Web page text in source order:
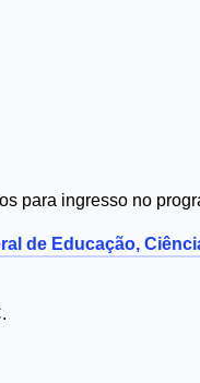
para ingresso no
de Educação,